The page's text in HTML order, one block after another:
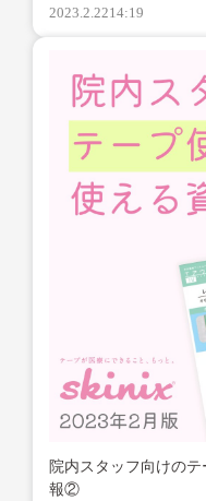
2023.2.2214:19
院内スタッフ向けの
報②